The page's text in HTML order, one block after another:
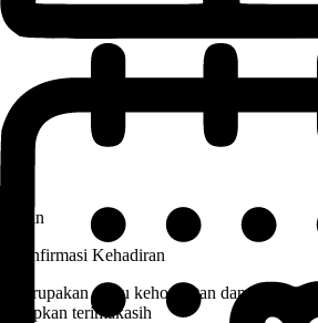
Salin
Salin
Konfirmasi Kehadiran
Merupakan suatu kehormatan dan
ucapkan terimakasih